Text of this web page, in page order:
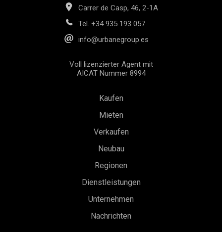
Carrer de Casp, 46, 2-1A
Tel. +34 935 193 057
info@urbanegroup.es
Voll lizenzierter Agent mit
AICAT Nummer 8994
Kaufen
Mieten
Verkaufen
Neubau
Regionen
Dienstleistungen
Unternehmen
Nachrichten